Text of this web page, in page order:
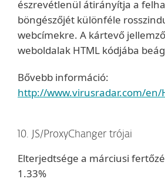
észrevétlenül átirányítja a
böngészőjét különféle
webcímekre. A kártevő
weboldalak HTML kódjába
Bővebb információ:
http://www.virusradar.com/en/
10. JS/ProxyChanger trójai
Elterjedtsége a márciusi
1.33%